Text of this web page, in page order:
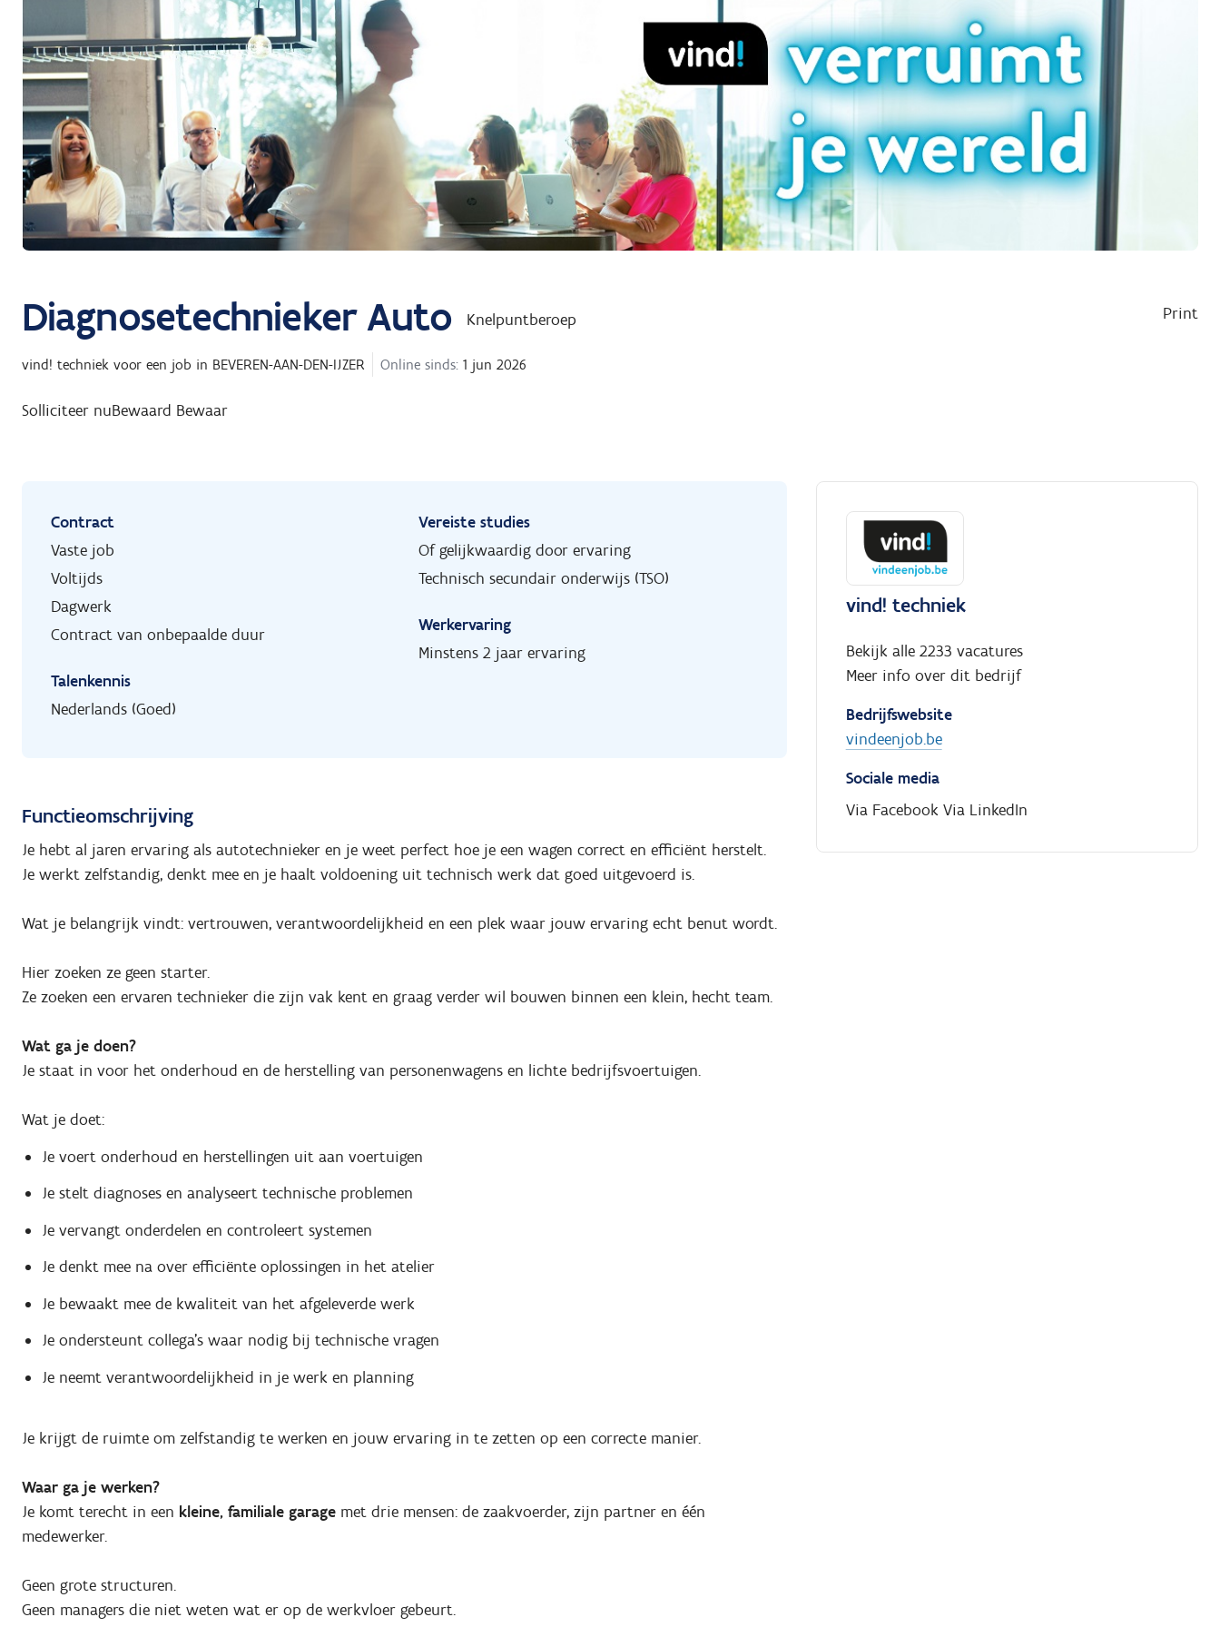
Diagnosetechnieker Auto Knelpuntberoep Print
vind! techniek voor een job in BEVEREN-AAN-DEN-IJZER Online sinds: 1 jun 2026
Solliciteer nuBewaard Bewaar
Contract
Vaste job
Voltijds
Dagwerk
Contract van onbepaalde duur
Talenkennis
Nederlands (Goed)
Vereiste studies
Of gelijkwaardig door ervaring
Technisch secundair onderwijs (TSO)
Werkervaring
Minstens 2 jaar ervaring
Functieomschrijving
Je hebt al jaren ervaring als autotechnieker en je weet perfect hoe je een wagen correct en efficiënt herstelt.
Je werkt zelfstandig, denkt mee en je haalt voldoening uit technisch werk dat goed uitgevoerd is.
Wat je belangrijk vindt: vertrouwen, verantwoordelijkheid en een plek waar jouw ervaring echt benut wordt.
Hier zoeken ze geen starter.
Ze zoeken een ervaren technieker die zijn vak kent en graag verder wil bouwen binnen een klein, hecht team.
Wat ga je doen?
Je staat in voor het onderhoud en de herstelling van personenwagens en lichte bedrijfsvoertuigen.
Wat je doet:
Je voert onderhoud en herstellingen uit aan voertuigen
Je stelt diagnoses en analyseert technische problemen
Je vervangt onderdelen en controleert systemen
Je denkt mee na over efficiënte oplossingen in het atelier
Je bewaakt mee de kwaliteit van het afgeleverde werk
Je ondersteunt collega’s waar nodig bij technische vragen
Je neemt verantwoordelijkheid in je werk en planning
Je krijgt de ruimte om zelfstandig te werken en jouw ervaring in te zetten op een correcte manier.
Waar ga je werken?
Je komt terecht in een kleine, familiale garage met drie mensen: de zaakvoerder, zijn partner en één
medewerker.
Geen grote structuren.
Geen managers die niet weten wat er op de werkvloer gebeurt.
vind! techniek
Bekijk alle 2233 vacatures
Meer info over dit bedrijf
Bedrijfswebsite
vindeenjob.be
Sociale media
Via Facebook Via LinkedIn